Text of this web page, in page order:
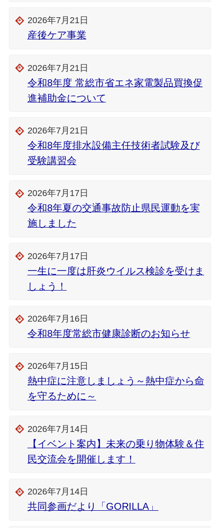
2026年7月21日
産後ケア事業
2026年7月21日
令和8年度 常総市省エネ家電製品買換促
進補助金について
2026年7月21日
令和8年度排水設備主任技術者試験及び
受験講習会
2026年7月17日
令和8年夏の交通事故防止県民運動を実
施しました
2026年7月17日
一生に一度は肝炎ウイルス検診を受けま
しょう！
2026年7月16日
令和8年度常総市健康診断のお知らせ
2026年7月15日
熱中症に注意しましょう～熱中症から命
を守るために～
2026年7月14日
【イベント案内】未来の乗り物体験＆住
民交流会を開催します！
2026年7月14日
共同参画だより「GORILLA」